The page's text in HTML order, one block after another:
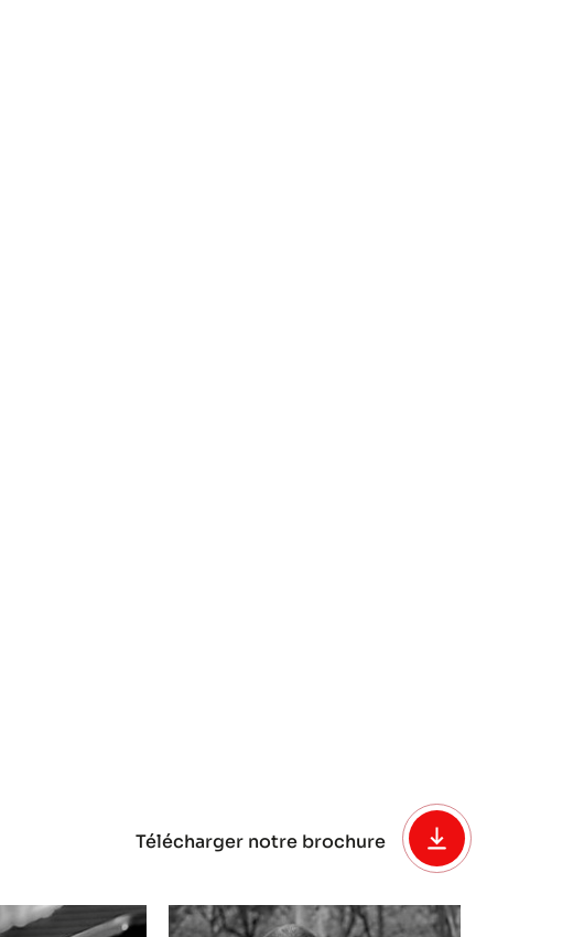
Télécharger notre brochure